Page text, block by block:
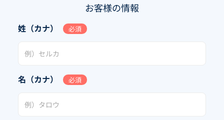
お客様の情報
姓（カナ） 必須
名（カナ） 必須